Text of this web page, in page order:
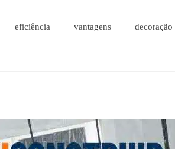
eficiência vantagens decoração